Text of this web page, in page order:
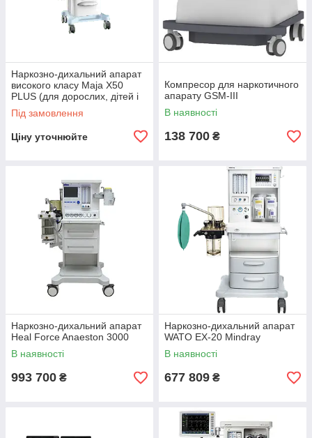
Наркозно-дихальний апарат
високого класу Maja X50
PLUS (для дорослих, дітей і
немовлят)
Під замовлення
Ціну уточнюйте
Компресор для наркотичного
апарату GSM-III
В наявності
138 700 ₴
Наркозно-дихальний апарат
Heal Force Anaeston 3000
В наявності
993 700 ₴
Наркозно-дихальний апарат
WATO EX-20 Mindray
В наявності
677 809 ₴